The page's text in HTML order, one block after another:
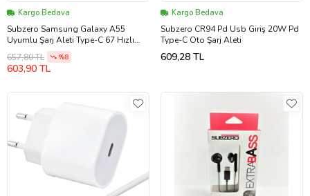
Kargo Bedava
Subzero Samsung Galaxy A55
Uyumlu Şarj Aleti Type-C 67 Hızlı
Şarj ( Orijinal Subzero) SBZ-SG51
657,80 TL %8
603,90 TL
Kargo Bedava
Subzero CR94 Pd Usb Giriş 20W Pd
Type-C Oto Şarj Aleti
609,28 TL